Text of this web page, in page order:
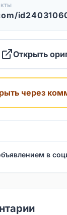
Открыть
через
в